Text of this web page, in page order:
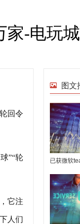
家-电玩
回令
”“轮
它注
人们
图文
已获微软